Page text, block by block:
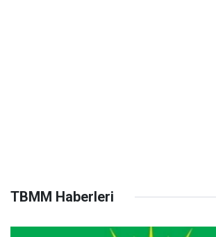
TBMM Haberleri